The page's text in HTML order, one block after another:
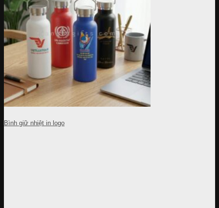
Bình giữ nhiệt in logo